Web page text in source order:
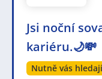
Jsi noční
kariéru.🌙💸
Nutně vás hledají